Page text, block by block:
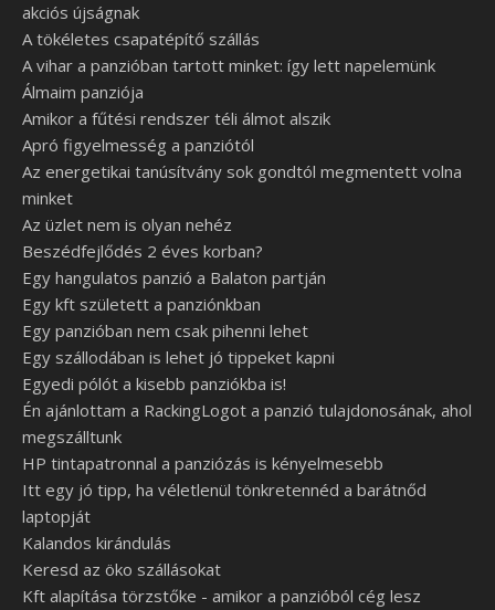
akciós újságnak
A tökéletes csapatépítő szállás
A vihar a panzióban tartott minket: így lett napelemünk
Álmaim panziója
Amikor a fűtési rendszer téli álmot alszik
Apró figyelmesség a panziótól
Az energetikai tanúsítvány sok gondtól megmentett volna
minket
Az üzlet nem is olyan nehéz
Beszédfejlődés 2 éves korban?
Egy hangulatos panzió a Balaton partján
Egy kft született a panziónkban
Egy panzióban nem csak pihenni lehet
Egy szállodában is lehet jó tippeket kapni
Egyedi pólót a kisebb panziókba is!
Én ajánlottam a RackingLogot a panzió tulajdonosának, ahol
megszálltunk
HP tintapatronnal a panziózás is kényelmesebb
Itt egy jó tipp, ha véletlenül tönkretennéd a barátnőd
laptopját
Kalandos kirándulás
Keresd az öko szállásokat
Kft alapítása törzstőke - amikor a panzióból cég lesz